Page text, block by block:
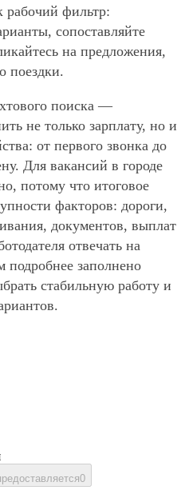
рабочий фильтр:
сопоставляйте
на предложения,
поездки.
поиска —
не только зарплату, но и
от первого звонка до
Для вакансий в городе
потому что итоговое
факторов: дороги,
документов, выплат
отвечать на
заполнено
стабильную работу и
0